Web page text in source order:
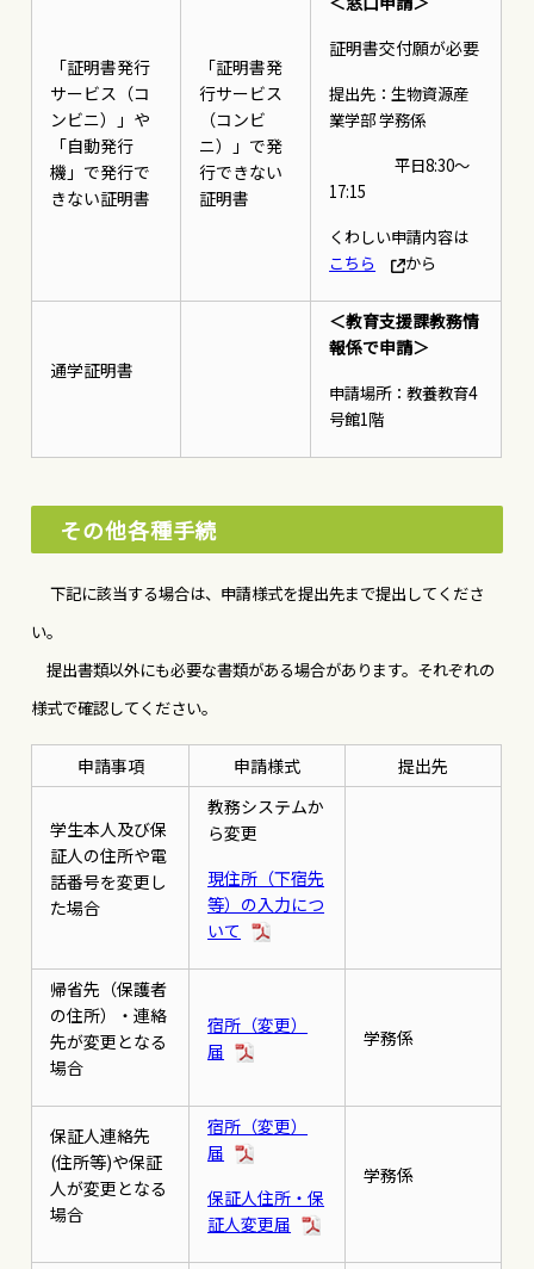
「証明書発行
サービス（コ
ンビニ）」や
「自動発行
機」で発行で
きない証明書
「証明書発
行サービス
（コンビ
ニ）」で発
行できない
証明書
証明書交付願が必要
提出先：生物資源産
業学部 学務係
平日8:30～
17:15
くわしい申請内容は
こちら
から
通学証明書
＜教育支援課教務情
報係で申請＞
申請場所：教養教育4
号館1階
その他各種手続
下記に該当する場合は、申請様式を提出先まで提出してくださ
い。
提出書類以外にも必要な書類がある場合があります。それぞれの
様式で確認してください。
申請事項 申請様式 提出先
学生本人及び保
証人の住所や電
話番号を変更し
た場合
教務システムか
ら変更
現住所（下宿先
等）の入力につ
いて
帰省先（保護者
の住所）・連絡
先が変更となる
場合
宿所（変更）
届
学務係
保証人連絡先
(住所等)や保証
人が変更となる
場合
宿所（変更）
届
保証人住所・保
証人変更届
学務係